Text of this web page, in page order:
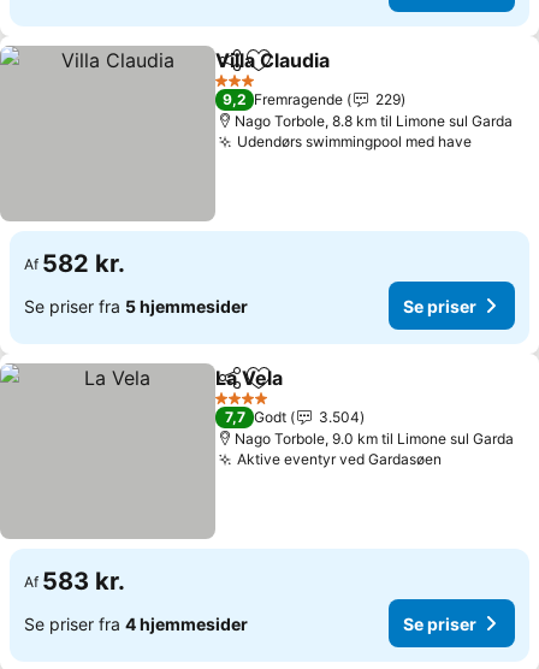
Del Føj til favoritter
Villa Claudia
3 Stjerner
9,2 Fremragende
229
Nago Torbole, 8.8 km til Limone sul Garda
Udendørs swimmingpool med have
Af 582 kr.
Se priser fra 5 hjemmesider Se priser
Del Føj til favoritter
La Vela
4 Stjerner
7,7 Godt
3.504
Nago Torbole, 9.0 km til Limone sul Garda
Aktive eventyr ved Gardasøen
Af 583 kr.
Se priser fra 4 hjemmesider Se priser